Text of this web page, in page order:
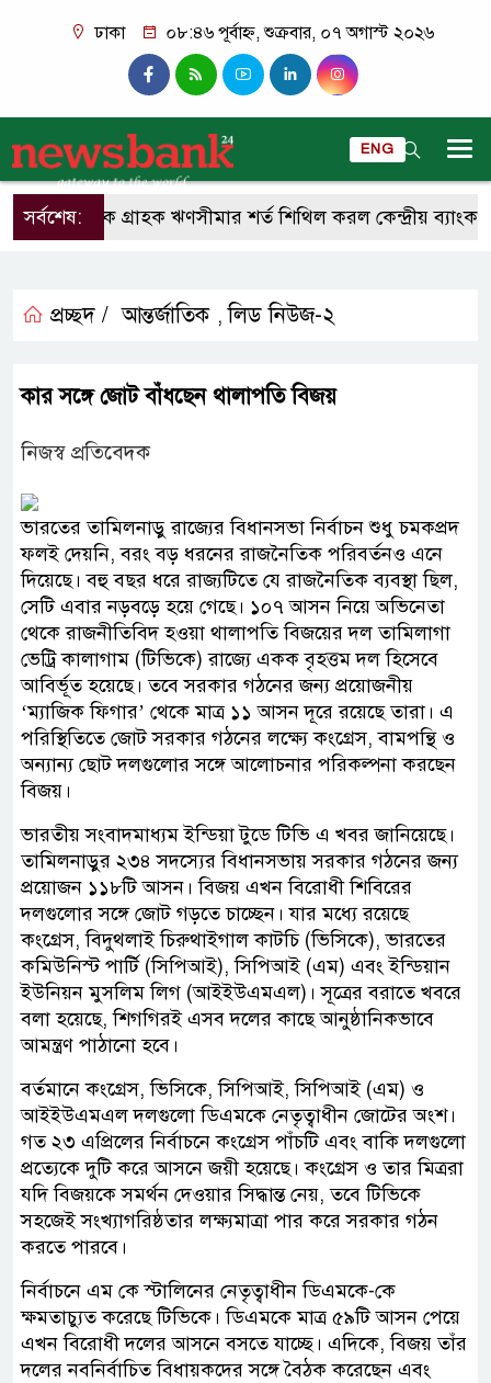
ঢাকা ০৮:৪৬ পূর্বাহ্ন, শুক্রবার, ০৭ অগাস্ট ২০২৬
ENG
সর্বশেষ:একক গ্রাহক ঋণসীমার শর্ত শিথিল করল কেন্দ্রীয় ব্যাংক
প্রচ্ছদ / আন্তর্জাতিক ,লিড নিউজ-২
কার সঙ্গে জোট বাঁধছেন থালাপতি বিজয়
নিজস্ব প্রতিবেদক
ভারতের তামিলনাড়ু রাজ্যের বিধানসভা নির্বাচন শুধু চমকপ্রদ
ফলই দেয়নি, বরং বড় ধরনের রাজনৈতিক পরিবর্তনও এনে
দিয়েছে। বহু বছর ধরে রাজ্যটিতে যে রাজনৈতিক ব্যবস্থা ছিল,
সেটি এবার নড়বড়ে হয়ে গেছে। ১০৭ আসন নিয়ে অভিনেতা
থেকে রাজনীতিবিদ হওয়া থালাপতি বিজয়ের দল তামিলাগা
ভেট্রি কালাগাম (টিভিকে) রাজ্যে একক বৃহত্তম দল হিসেবে
আবির্ভূত হয়েছে। তবে সরকার গঠনের জন্য প্রয়োজনীয়
‘ম্যাজিক ফিগার’ থেকে মাত্র ১১ আসন দূরে রয়েছে তারা। এ
পরিস্থিতিতে জোট সরকার গঠনের লক্ষ্যে কংগ্রেস, বামপন্থি ও
অন্যান্য ছোট দলগুলোর সঙ্গে আলোচনার পরিকল্পনা করছেন
বিজয়।
ভারতীয় সংবাদমাধ্যম ইন্ডিয়া টুডে টিভি এ খবর জানিয়েছে।
তামিলনাড়ুর ২৩৪ সদস্যের বিধানসভায় সরকার গঠনের জন্য
প্রয়োজন ১১৮টি আসন। বিজয় এখন বিরোধী শিবিরের
দলগুলোর সঙ্গে জোট গড়তে চাচ্ছেন। যার মধ্যে রয়েছে
কংগ্রেস, বিদুথলাই চিরুথাইগাল কাটচি (ভিসিকে), ভারতের
কমিউনিস্ট পার্টি (সিপিআই), সিপিআই (এম) এবং ইন্ডিয়ান
ইউনিয়ন মুসলিম লিগ (আইইউএমএল)। সূত্রের বরাতে খবরে
বলা হয়েছে, শিগগিরই এসব দলের কাছে আনুষ্ঠানিকভাবে
আমন্ত্রণ পাঠানো হবে।
বর্তমানে কংগ্রেস, ভিসিকে, সিপিআই, সিপিআই (এম) ও
আইইউএমএল দলগুলো ডিএমকে নেতৃত্বাধীন জোটের অংশ।
গত ২৩ এপ্রিলের নির্বাচনে কংগ্রেস পাঁচটি এবং বাকি দলগুলো
প্রত্যেকে দুটি করে আসনে জয়ী হয়েছে। কংগ্রেস ও তার মিত্ররা
যদি বিজয়কে সমর্থন দেওয়ার সিদ্ধান্ত নেয়, তবে টিভিকে
সহজেই সংখ্যাগরিষ্ঠতার লক্ষ্যমাত্রা পার করে সরকার গঠন
করতে পারবে।
নির্বাচনে এম কে স্টালিনের নেতৃত্বাধীন ডিএমকে-কে
ক্ষমতাচ্যুত করেছে টিভিকে। ডিএমকে মাত্র ৫৯টি আসন পেয়ে
এখন বিরোধী দলের আসনে বসতে যাচ্ছে। এদিকে, বিজয় তাঁর
দলের নবনির্বাচিত বিধায়কদের সঙ্গে বৈঠক করেছেন এবং